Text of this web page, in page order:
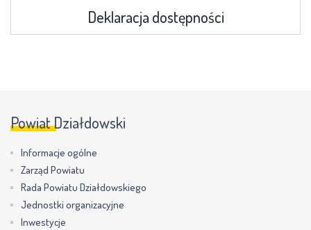
Deklaracja dostępności
Powiat Działdowski
Informacje ogólne
Zarząd Powiatu
Rada Powiatu Działdowskiego
Jednostki organizacyjne
Inwestycje